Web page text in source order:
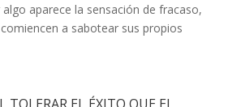
aparece la sensación de fracaso,
a sabotear sus propios